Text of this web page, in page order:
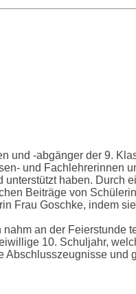
und -abgänger der 9.
und
haben.
Beiträge von
Frau Goschke, indem
an der
10. Schuljahr,